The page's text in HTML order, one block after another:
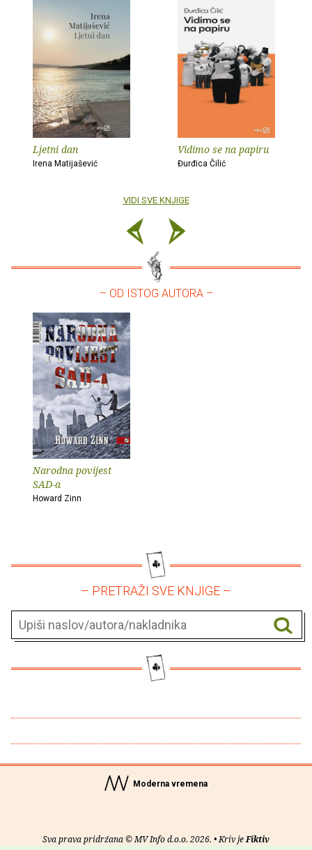
Ljetni dan
Irena Matijašević
Vidimo se na papiru
Đurđica Čilić
VIDI SVE KNJIGE
– OD ISTOG AUTORA –
Narodna povijest
SAD-a
Howard Zinn
– PRETRAŽI SVE KNJIGE –
Moderna vremena
Sva prava pridržana © MV Info d.o.o. 2026. • Kriv jeFiktiv